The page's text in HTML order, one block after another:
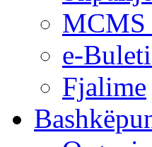
MCMS
e-
Fjalime